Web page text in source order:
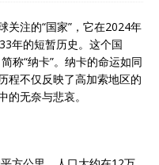
关注的“国家”，它在2024年
年的短暂历史。这个国
称“纳卡”。纳卡的命运如同
程不仅反映了高加索地区的
无奈与悲哀。